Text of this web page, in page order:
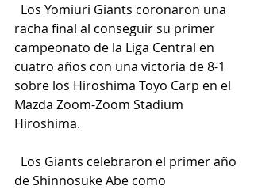
Los Yomiuri Giants coronaron una
racha final al conseguir su primer
campeonato de la Liga Central en
cuatro años con una victoria de 8-1
sobre los Hiroshima Toyo Carp en el
Mazda Zoom-Zoom Stadium
Hiroshima.
Los Giants celebraron el primer año
de Shinnosuke Abe como